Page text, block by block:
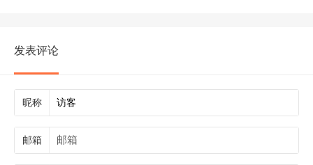
发表评论
昵称
邮箱